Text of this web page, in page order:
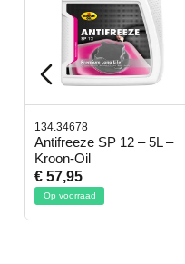
134.34678
Antifreeze SP 12 – 5L –
Kroon-Oil
€ 57,95
Op voorraad